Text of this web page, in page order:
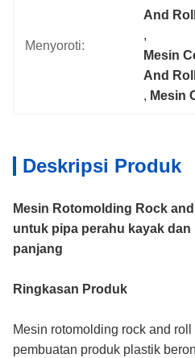
Menyoroti:
And
,
Mesin
And Roll
, Mesin
Deskripsi Produk
Mesin Rotomolding Rock
untuk pipa perahu kayak
panjang
Ringkasan Produk
Mesin rotomolding rock and
pembuatan produk plastik